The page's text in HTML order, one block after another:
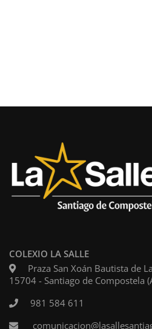
COLEXIO LA SALLE
Praza San Xoán Bautista de
15704 - Santiago de Compostela
981 584 611